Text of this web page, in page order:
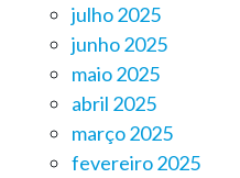
julho 2025
junho 2025
maio 2025
abril 2025
março 2025
fevereiro 2025